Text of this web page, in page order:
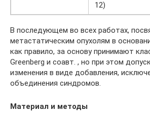
12)
В последующем во всех работах,
метастатическим опухолям в
как правило, за основу принимают
Greenberg и соавт. , но при этом
изменения в виде добавления,
объединения синдромов.
Материал и методы